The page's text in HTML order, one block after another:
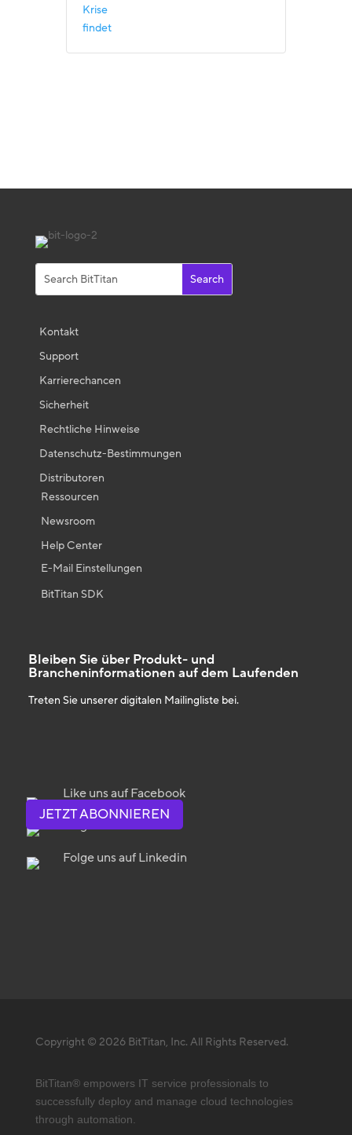
Kontakt
Support
Karrierechancen
Sicherheit
Rechtliche Hinweise
Datenschutz-Bestimmungen
Distributoren
Ressourcen
Newsroom
Help Center
E-Mail Einstellungen
BitTitan SDK
Bleiben Sie über Produkt- und
Brancheninformationen auf dem Laufenden
Treten Sie unserer digitalen Mailingliste bei.
Like uns auf Facebook
Folge uns auf Twitter
Folge uns auf Linkedin
JETZT ABONNIEREN
Copyright © 2026 BitTitan, Inc. All Rights Reserved.
BitTitan® empowers IT service professionals to
successfully deploy and manage cloud technologies
through automation.